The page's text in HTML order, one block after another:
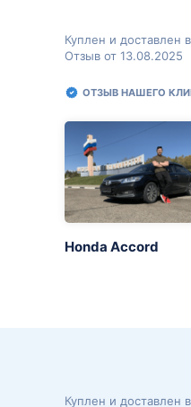
Куплен и доставлен
Отзыв от 13.08.2025
ОТЗЫВ НАШЕГО
Honda Accord
Куплен и доставлен